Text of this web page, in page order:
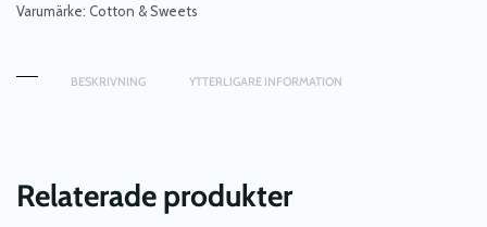
Varumärke: Cotton & Sweets
BESKRIVNING YTTERLIGARE INFORMATION
Relaterade produkter